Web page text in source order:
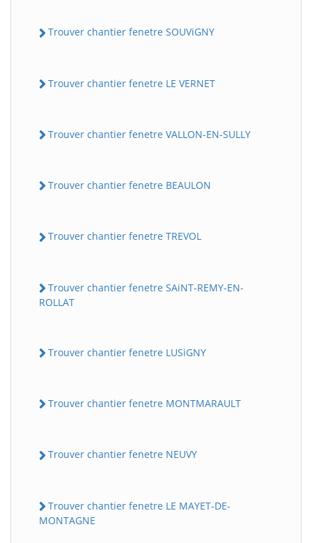
Trouver chantier fenetre SOUViGNY
Trouver chantier fenetre LE VERNET
Trouver chantier fenetre VALLON-EN-SULLY
Trouver chantier fenetre BEAULON
Trouver chantier fenetre TREVOL
Trouver chantier fenetre SAiNT-REMY-EN-
ROLLAT
Trouver chantier fenetre LUSiGNY
Trouver chantier fenetre MONTMARAULT
Trouver chantier fenetre NEUVY
Trouver chantier fenetre LE MAYET-DE-
MONTAGNE